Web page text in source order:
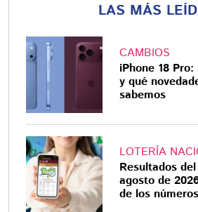
LAS MÁS
CAMBIOS
iPhone 18
y qué
sabemos
LOTERÍA
Resultados
agosto de
de los